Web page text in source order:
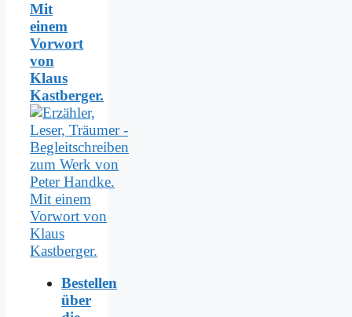
Mit
einem
Vorwort
von
Klaus
Kastberger.
Bestellen
über